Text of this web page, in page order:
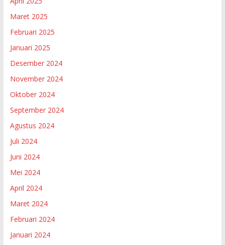
Maret 2025
Februari 2025
Januari 2025
Desember 2024
November 2024
Oktober 2024
September 2024
Agustus 2024
Juli 2024
Juni 2024
Mei 2024
April 2024
Maret 2024
Februari 2024
Januari 2024